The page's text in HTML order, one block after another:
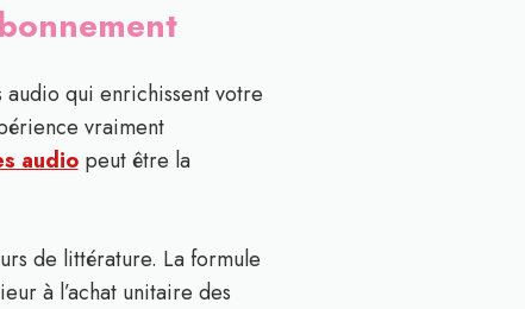
audio qui enrichissent votre
vraiment
audiopeut être la
de littérature. La formule
à l’achat unitaire des